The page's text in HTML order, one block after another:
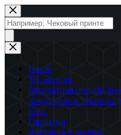
Перейти
к
сути
Поиск
товаров
Home
My account
Бесплатная онлайн
продуктам и техники
Блог
Гарантия
Доставка и оплата